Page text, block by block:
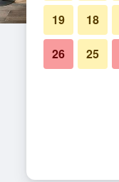
غار
18
19
25
26